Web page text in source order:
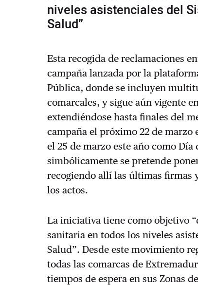
niveles asistenciales del
Salud”
Esta recogida de reclamaciones
campaña lanzada por la
Pública, donde se incluyen
comarcales, y sigue aún vigente
extendiéndose hasta finales del
campaña el próximo 22 de marzo
el 25 de marzo este año como
simbólicamente se pretende
recogiendo allí las últimas firmas
los actos.
La iniciativa tiene como objetivo
sanitaria en todos los niveles
Salud”. Desde este movimiento
todas las comarcas de
tiempos de espera en sus Zonas